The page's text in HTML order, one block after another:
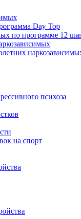
Day Top
по программе 12
психоза
на спорт